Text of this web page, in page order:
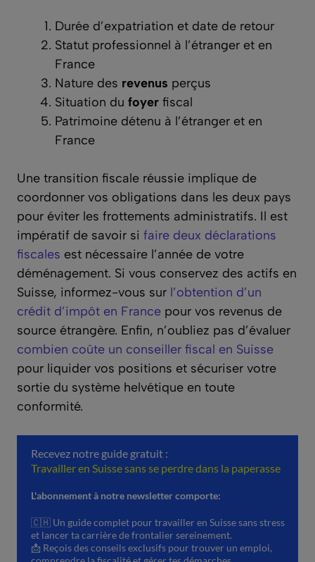
Durée d’expatriation et date de retour
Statut professionnel à l’étranger et en
France
Nature des revenus perçus
Situation du foyer fiscal
Patrimoine détenu à l’étranger et en
France
Une transition fiscale réussie implique de
coordonner vos obligations dans les deux pays
pour éviter les frottements administratifs. Il est
impératif de savoir si faire deux déclarations
fiscales est nécessaire l’année de votre
déménagement. Si vous conservez des actifs en
Suisse, informez-vous sur l’obtention d’un
crédit d’impôt en France pour vos revenus de
source étrangère. Enfin, n’oubliez pas d’évaluer
combien coûte un conseiller fiscal en Suisse
pour liquider vos positions et sécuriser votre
sortie du système helvétique en toute
conformité.